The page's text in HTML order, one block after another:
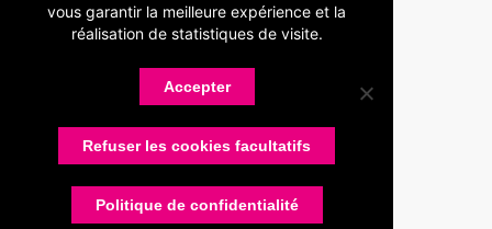
Devenir adhérent
Statuts
Membres
Partenaires
Devenir partenaire
Contactez-nous
Actualités
vous garantir la meilleure expérience et la
réalisation de statistiques de visite.
Accepter
Refuser les cookies facultatifs
Politique de confidentialité